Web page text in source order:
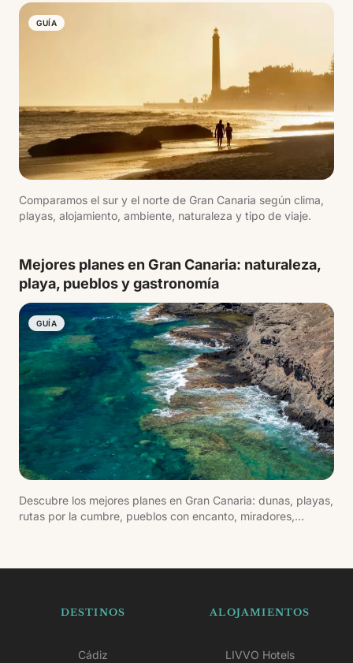
GUÍA
Comparamos el sur y el norte de Gran Canaria según clima,
playas, alojamiento, ambiente, naturaleza y tipo de viaje.
Mejores planes en Gran Canaria: naturaleza,
playa, pueblos y gastronomía
GUÍA
Descubre los mejores planes en Gran Canaria: dunas, playas,
rutas por la cumbre, pueblos con encanto, miradores,
DESTINOS
Cádiz
ALOJAMIENTOS
LIVVO Hotels